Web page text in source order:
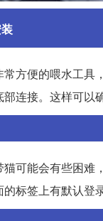
方便的喂水工
连接。这样可以
可能会有些困难
标签上有默认登